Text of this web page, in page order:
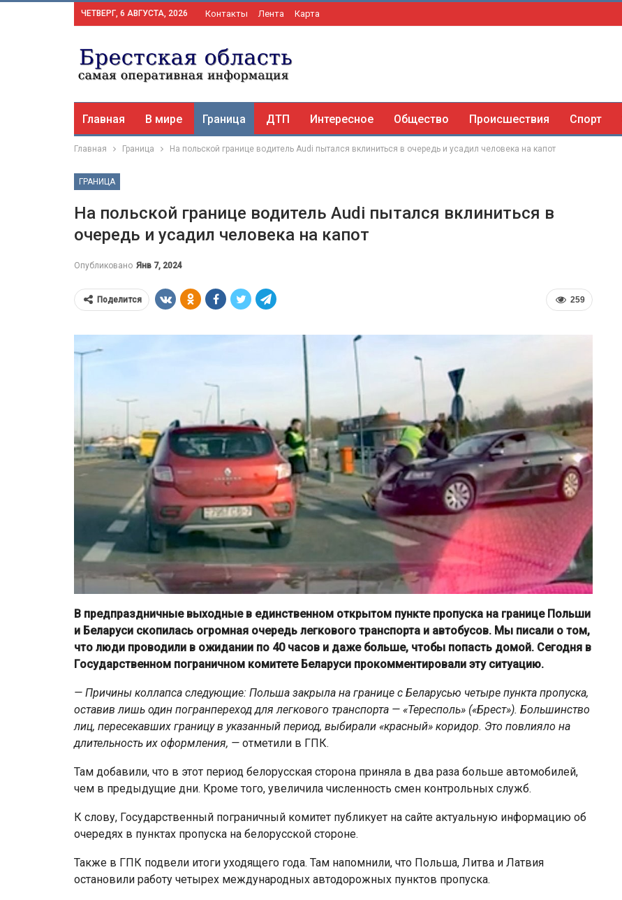
ЧЕТВЕРГ, 6 АВГУСТА, 2026 Контакты Лента Карта
Главная В мире Граница ДТП Интересное Общество Происшествия Спорт
Главная Граница На польской границе водитель Audi пытался вклиниться в очередь и усадил человека на капот
ГРАНИЦА
На польской границе водитель Audi пытался вклиниться в
очередь и усадил человека на капот
Опубликовано Янв 7, 2024
259
Поделится
В предпраздничные выходные в единственном открытом пункте пропуска на границе Польши
и Беларуси скопилась огромная очередь легкового транспорта и автобусов. Мы писали о том,
что люди проводили в ожидании по 40 часов и даже больше, чтобы попасть домой. Сегодня в
Государственном пограничном комитете Беларуси прокомментировали эту ситуацию.
— Причины коллапса следующие: Польша закрыла на границе с Беларусью четыре пункта пропуска,
оставив лишь один погранпереход для легкового транспорта — «Тересполь» («Брест»). Большинство
лиц, пересекавших границу в указанный период, выбирали «красный» коридор. Это повлияло на
длительность их оформления, — отметили в ГПК.
Там добавили, что в этот период белорусская сторона приняла в два раза больше автомобилей,
чем в предыдущие дни. Кроме того, увеличила численность смен контрольных служб.
К слову, Государственный пограничный комитет публикует на сайте актуальную информацию об
очередях в пунктах пропуска на белорусской стороне.
Также в ГПК подвели итоги уходящего года. Там напомнили, что Польша, Литва и Латвия
остановили работу четырех международных автодорожных пунктов пропуска.